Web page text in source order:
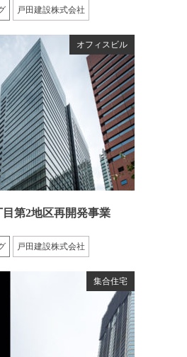
戸田建設株式会社
オフィスビル
第2地区再開発事業
戸田建設株式会社
集合住宅